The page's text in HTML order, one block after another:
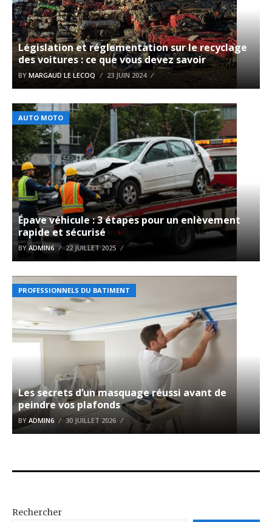
Législation et réglementation sur le recyclage
des voitures : ce que vous devez savoir
BY MARGAUD LE LECOQ 23 JUIN 2024
AUTO MOTO
Épave véhicule : 3 étapes pour un enlèvement
rapide et sécurisé
BYADMIN6 22 JUILLET 2025
PROFESSIONNELS DU BATIMENT
Les secrets d’un masquage réussi avant de
peindre vos plafonds
BY ADMIN6 30 JUILLET 2026
Rechercher